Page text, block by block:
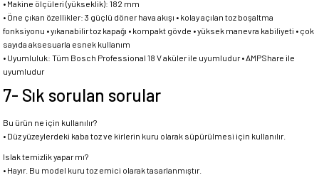
• Makine ölçüleri (yükseklik): 182 mm
• Öne çıkan özellikler: 3 güçlü döner hava akışı • kolay açılan toz boşaltma
fonksiyonu • yıkanabilir toz kapağı • kompakt gövde • yüksek manevra kabiliyeti • çok
sayıda aksesuarla esnek kullanım
• Uyumluluk: Tüm Bosch Professional 18 V aküler ile uyumludur • AMPShare ile
uyumludur
7- Sık sorulan sorular
Bu ürün ne için kullanılır?
• Düz yüzeylerdeki kaba toz ve kirlerin kuru olarak süpürülmesi için kullanılır.
Islak temizlik yapar mı?
• Hayır. Bu model kuru toz emici olarak tasarlanmıştır.